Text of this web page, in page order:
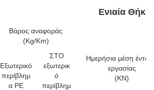
Ενιαία Θήκη
Βάρος αναφοράς
(Kg/Km)
Ημερήσια μέση
εργασίας
(KN)
Εξωτερικό
περίβλημ
α PE
ΣΤΟ
εξωτερικ
ό
περίβλημ